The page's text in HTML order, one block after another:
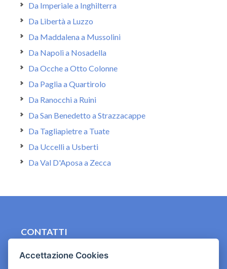
Da Imperiale a Inghilterra
Da Libertà a Luzzo
Da Maddalena a Mussolini
Da Napoli a Nosadella
Da Ocche a Otto Colonne
Da Paglia a Quartirolo
Da Ranocchi a Ruini
Da San Benedetto a Strazzacappe
Da Tagliapietre a Tuate
Da Uccelli a Usberti
Da Val D'Aposa a Zecca
CONTATTI
Accettazione Cookies